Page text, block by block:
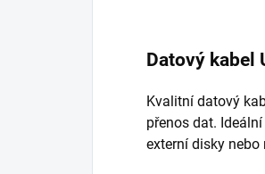
Datový kabel
Kvalitní datový
přenos dat.
externí disky nebo